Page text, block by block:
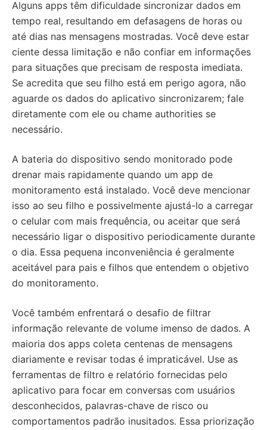
Alguns apps têm dificuldade sincronizar dados em
tempo real, resultando em defasagens de horas ou
até dias nas mensagens mostradas. Você deve estar
ciente dessa limitação e não confiar em informações
para situações que precisam de resposta imediata.
Se acredita que seu filho está em perigo agora, não
aguarde os dados do aplicativo sincronizarem; fale
diretamente com ele ou chame authorities se
necessário.
A bateria do dispositivo sendo monitorado pode
drenar mais rapidamente quando um app de
monitoramento está instalado. Você deve mencionar
isso ao seu filho e possivelmente ajustá-lo a carregar
o celular com mais frequência, ou aceitar que será
necessário ligar o dispositivo periodicamente durante
o dia. Essa pequena inconveniência é geralmente
aceitável para pais e filhos que entendem o objetivo
do monitoramento.
Você também enfrentará o desafio de filtrar
informação relevante de volume imenso de dados. A
maioria dos apps coleta centenas de mensagens
diariamente e revisar todas é impraticável. Use as
ferramentas de filtro e relatório fornecidas pelo
aplicativo para focar em conversas com usuários
desconhecidos, palavras-chave de risco ou
comportamentos padrão inusitados. Essa priorização